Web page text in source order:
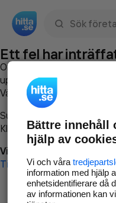
Ett fel har
Om du vill kan du
uppstod så att vi lättare
Vänligen försök med
Surfa till
Klicka påTillbaka-knappen
Vi beklagar besväret!
Till startsidan
Bättre innehåll
hjälp av
Vi och våra
information med hjälp
enhetsidentifierare då
av informationen kan